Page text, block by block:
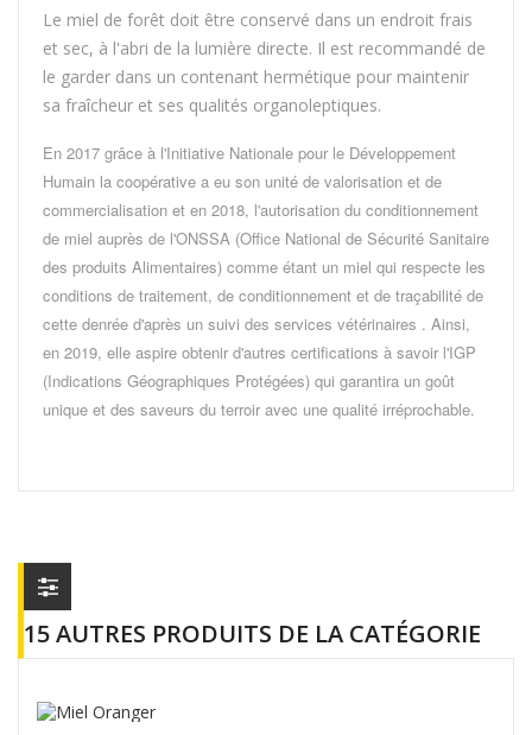
Le miel de forêt doit être conservé dans un endroit frais
et sec, à l'abri de la lumière directe. Il est recommandé de
le garder dans un contenant hermétique pour maintenir
sa fraîcheur et ses qualités organoleptiques.
En 2017 grâce à l'Initiative Nationale pour le Développement
Humain la coopérative a eu son unité de valorisation et de
commercialisation et en 2018, l'autorisation du conditionnement
de miel auprès de l'ONSSA (Office National de Sécurité Sanitaire
des produits Alimentaires) comme étant un miel qui respecte les
conditions de traitement, de conditionnement et de traçabilité de
cette denrée d'après un suivi des services vétérinaires . Ainsi,
en 2019, elle aspire obtenir d'autres certifications à savoir l'IGP
(Indications Géographiques Protégées) qui garantira un goût
unique et des saveurs du terroir avec une qualité irréprochable.
15 AUTRES PRODUITS DE LA CATÉGORIE